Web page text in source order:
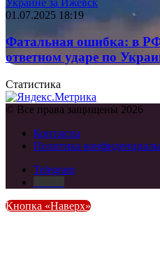
01.07.2025 18:19
Фатальная ошибка: в
ответном ударе по
Статистика
© Все права защищены 2026
Контакты
Политика
Telegram
Кнопка «Наверх»